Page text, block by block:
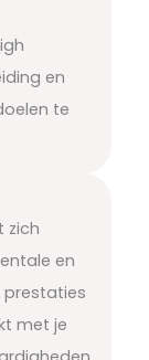
en
te
zich
en
prestaties
met je